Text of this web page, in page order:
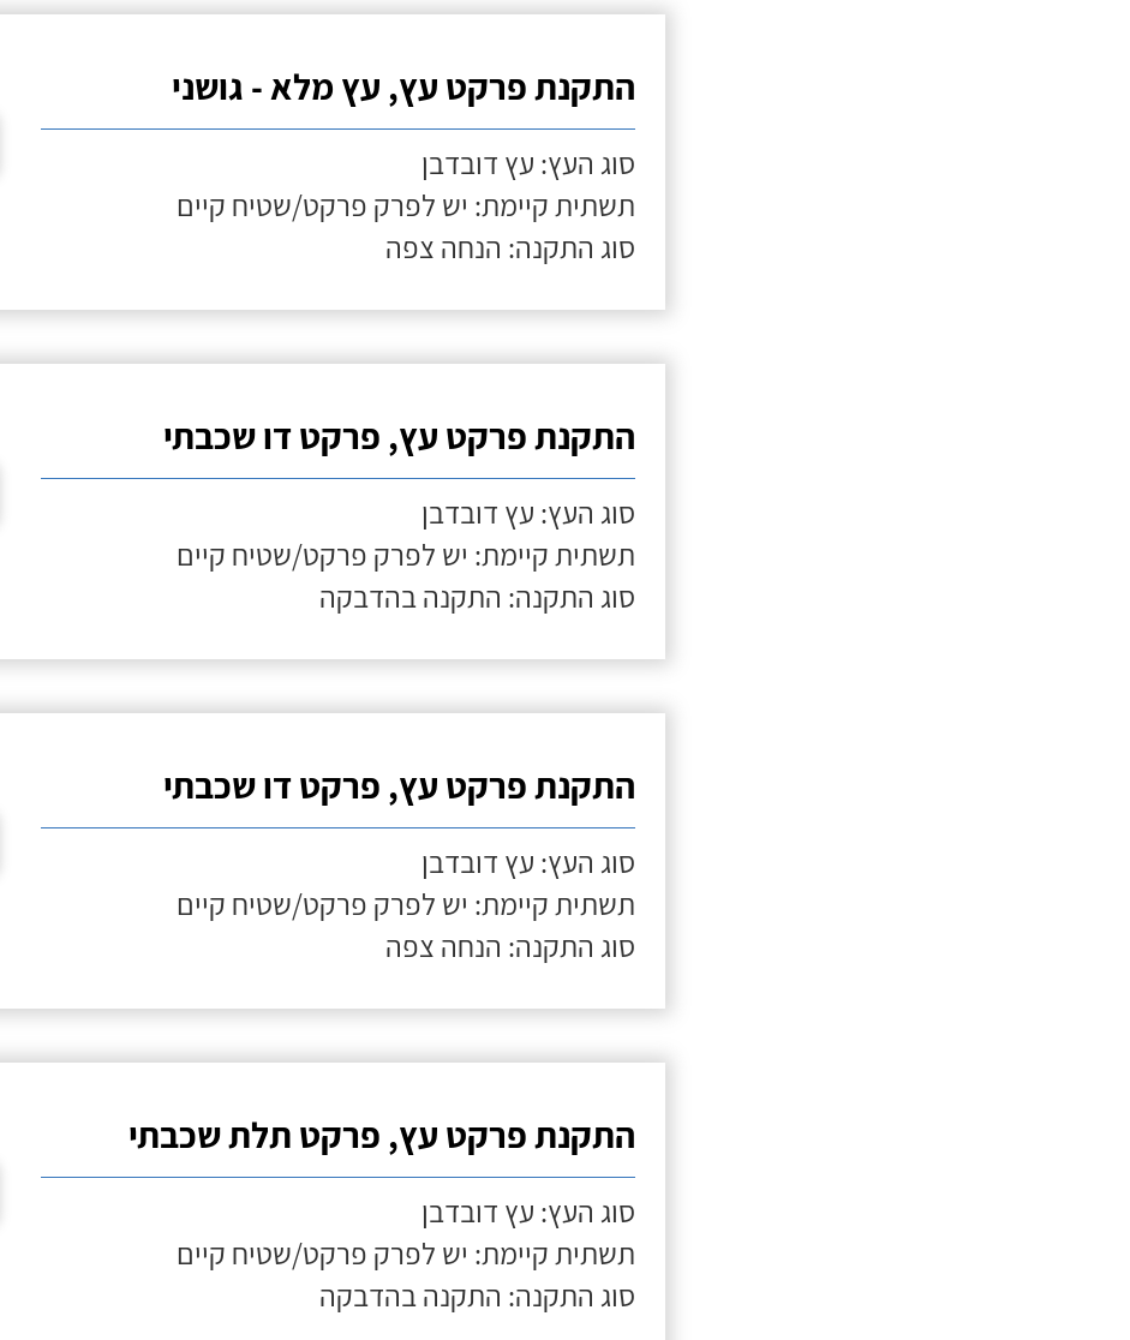
התקנת פרקט עץ, עץ מלא - גושני
סוג העץ: עץ דובדבן
תשתית קיימת: יש לפרק פרקט/שטיח קיים
סוג התקנה: הנחה צפה
התקנת פרקט עץ, פרקט דו שכבתי
סוג העץ: עץ דובדבן
תשתית קיימת: יש לפרק פרקט/שטיח קיים
סוג התקנה: התקנה בהדבקה
התקנת פרקט עץ, פרקט דו שכבתי
סוג העץ: עץ דובדבן
תשתית קיימת: יש לפרק פרקט/שטיח קיים
סוג התקנה: הנחה צפה
התקנת פרקט עץ, פרקט תלת שכבתי
סוג העץ: עץ דובדבן
תשתית קיימת: יש לפרק פרקט/שטיח קיים
סוג התקנה: התקנה בהדבקה